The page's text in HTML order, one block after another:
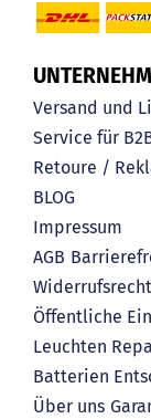
Versand und
Service für
Retoure /
BLOG
Impressum
AGB
Widerrufsrecht
Öffentliche
Leuchten
Batterien
Über uns